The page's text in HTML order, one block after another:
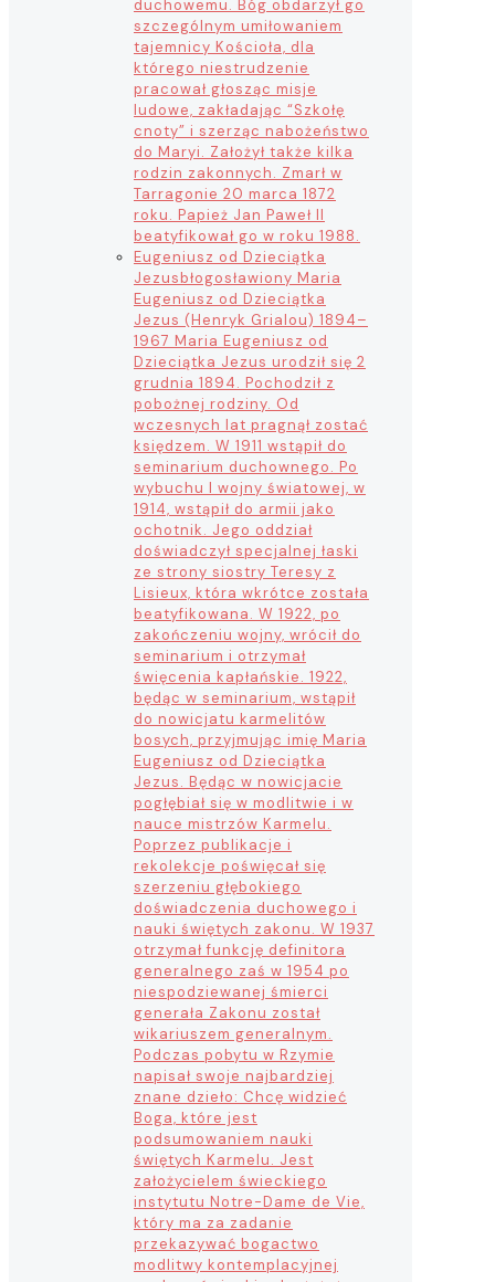
duchowemu. Bóg obdarzył go
szczególnym umiłowaniem
tajemnicy Kościoła, dla
którego niestrudzenie
pracował głosząc misje
ludowe, zakładając “Szkołę
cnoty” i szerząc nabożeństwo
do Maryi. Założył także kilka
rodzin zakonnych. Zmarł w
Tarragonie 20 marca 1872
roku. Papież Jan Paweł II
beatyfikował go w roku 1988.
Eugeniusz od Dzieciątka
Jezusbłogosławiony Maria
Eugeniusz od Dzieciątka
Jezus (Henryk Grialou) 1894–
1967 Maria Eugeniusz od
Dzieciątka Jezus urodził się 2
grudnia 1894. Pochodził z
pobożnej rodziny. Od
wczesnych lat pragnął zostać
księdzem. W 1911 wstąpił do
seminarium duchownego. Po
wybuchu I wojny światowej, w
1914, wstąpił do armii jako
ochotnik. Jego oddział
doświadczył specjalnej łaski
ze strony siostry Teresy z
Lisieux, która wkrótce została
beatyfikowana. W 1922, po
zakończeniu wojny, wrócił do
seminarium i otrzymał
święcenia kapłańskie. 1922,
będąc w seminarium, wstąpił
do nowicjatu karmelitów
bosych, przyjmując imię Maria
Eugeniusz od Dzieciątka
Jezus. Będąc w nowicjacie
pogłębiał się w modlitwie i w
nauce mistrzów Karmelu.
Poprzez publikacje i
rekolekcje poświęcał się
szerzeniu głębokiego
doświadczenia duchowego i
nauki świętych zakonu. W 1937
otrzymał funkcję definitora
generalnego zaś w 1954 po
niespodziewanej śmierci
generała Zakonu został
wikariuszem generalnym.
Podczas pobytu w Rzymie
napisał swoje najbardziej
znane dzieło: Chcę widzieć
Boga, które jest
podsumowaniem nauki
świętych Karmelu. Jest
założycielem świeckiego
instytutu Notre-Dame de Vie,
który ma za zadanie
przekazywać bogactwo
modlitwy kontemplacyjnej